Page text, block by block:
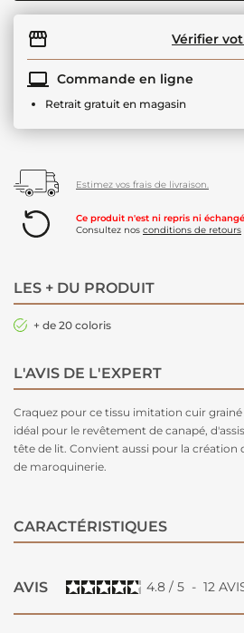
Vérifier
Commande en ligne
Retrait gratuit en magasin
Estimez vos frais de livraison.
Ce produit n'est ni repris ni
Consultez nos conditions de retours
LES + DU PRODUIT
+ de 20 coloris
L'AVIS DE L'EXPERT
Craquez pour ce tissu imitation cuir
idéal pour le revêtement de canapé,
tête de lit. Convient aussi pour la création
de maroquinerie.
CARACTÉRISTIQUES
AVIS 4.8 / 5 - 12